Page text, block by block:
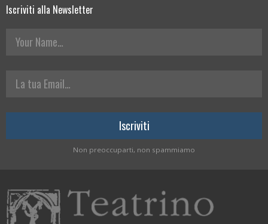
Iscriviti alla Newsletter
Your Name
La tua Email
Non preoccuparti, non spammiamo